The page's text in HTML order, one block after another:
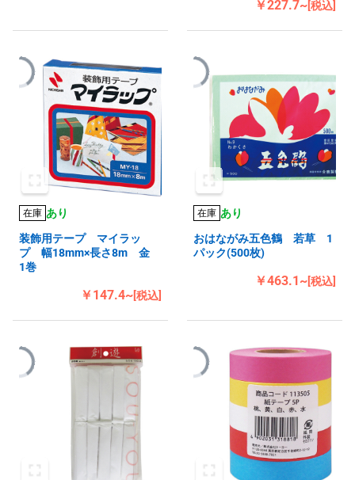
￥227.7~[税込]
在庫 あり
装飾用テープ マイラッ
プ 幅18mm×長さ8m 金
1巻
￥147.4~[税込]
在庫 あり
おはながみ五色鶴 若草 1
パック(500枚)
￥463.1~[税込]